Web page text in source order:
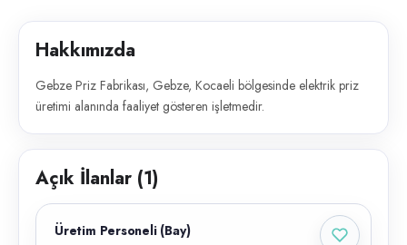
Hakkımızda
Gebze Priz Fabrikası, Gebze, Kocaeli bölgesinde elektrik priz
üretimi alanında faaliyet gösteren işletmedir.
Açık İlanlar (1)
Üretim Personeli (Bay)